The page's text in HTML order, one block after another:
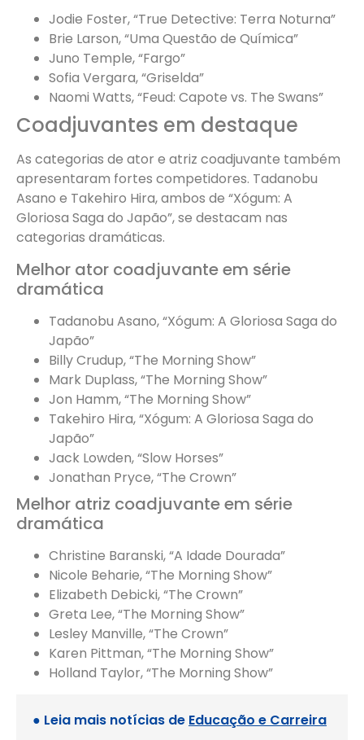
Jodie Foster, “True Detective: Terra Noturna”
Brie Larson, “Uma Questão de Química”
Juno Temple, “Fargo”
Sofia Vergara, “Griselda”
Naomi Watts, “Feud: Capote vs. The Swans”
Coadjuvantes em destaque
As categorias de ator e atriz coadjuvante também
apresentaram fortes competidores. Tadanobu
Asano e Takehiro Hira, ambos de “Xógum: A
Gloriosa Saga do Japão”, se destacam nas
categorias dramáticas.
Melhor ator coadjuvante em série
dramática
Tadanobu Asano, “Xógum: A Gloriosa Saga do
Japão”
Billy Crudup, “The Morning Show”
Mark Duplass, “The Morning Show”
Jon Hamm, “The Morning Show”
Takehiro Hira, “Xógum: A Gloriosa Saga do
Japão”
Jack Lowden, “Slow Horses”
Jonathan Pryce, “The Crown”
Melhor atriz coadjuvante em série
dramática
Christine Baranski, “A Idade Dourada”
Nicole Beharie, “The Morning Show”
Elizabeth Debicki, “The Crown”
Greta Lee, “The Morning Show”
Lesley Manville, “The Crown”
Karen Pittman, “The Morning Show”
Holland Taylor, “The Morning Show”
● Leia mais notícias de Educação e Carreira